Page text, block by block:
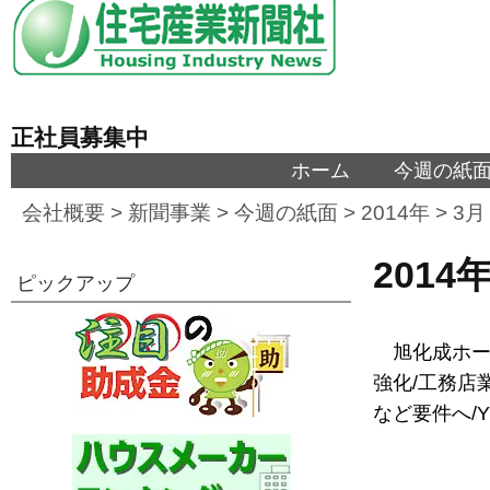
正社員募集中
ホーム 今週の紙
会社概要 > 新聞事業 > 今週の紙面 > 2014年 > 3月
2014
旭化成ホ
強化/工務店
など要件へ/
ピックアップ